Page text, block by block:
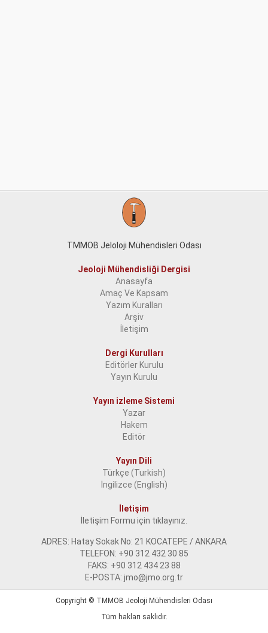
TMMOB Jeloloji Mühendisleri Odası
Jeoloji Mühendisliği Dergisi
Anasayfa
Amaç Ve Kapsam
Yazım Kuralları
Arşiv
İletişim
Dergi Kurulları
Editörler Kurulu
Yayın Kurulu
Yayın izleme Sistemi
Yazar
Hakem
Editör
Yayın Dili
Türkçe (Turkish)
İngilizce (English)
İletişim
İletişim Formu için tıklayınız.
ADRES: Hatay Sokak No: 21 KOCATEPE / ANKARA
TELEFON: +90 312 432 30 85
FAKS: +90 312 434 23 88
E-POSTA: jmo@jmo.org.tr
Copyright © TMMOB Jeoloji Mühendisleri Odası
Tüm hakları saklıdır.